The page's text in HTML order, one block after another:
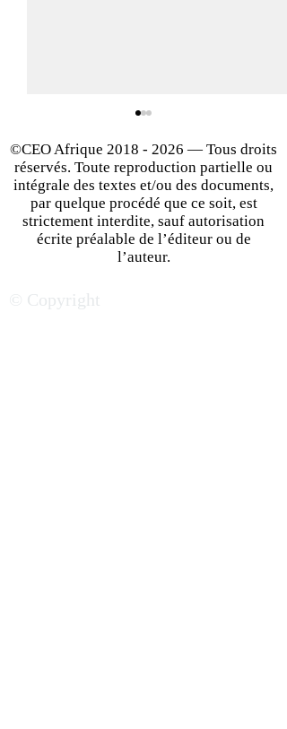
Quel grand entrepreneur
©CEO Afrique 2018 - 2026 — Tous droits
réservés. Toute reproduction partielle ou
intégrale des textes et/ou des documents,
par quelque procédé que ce soit, est
strictement interdite, sauf autorisation
écrite préalable de l’éditeur ou de
l’auteur.
© Copyright